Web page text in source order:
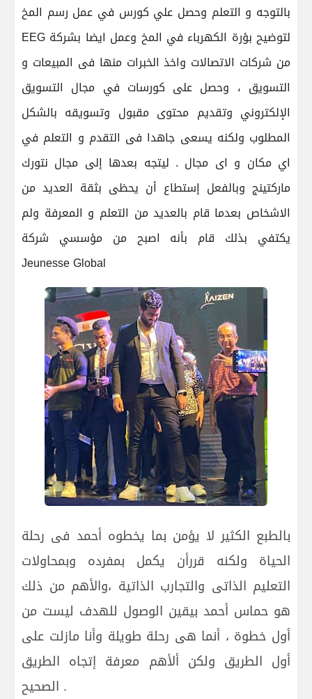
بالتوجه و التعلم وحصل علي كورس في عمل رسم المخ
EEG لتوضيح بؤرة الكهرباء في المخ وعمل ايضا بشركة
من شركات الاتصالات واخذ الخبرات منها فى المبيعات و
التسويق ، وحصل على كورسات في مجال التسويق
الإلكتروني وتقديم محتوى مقبول وتسويقه بالشكل
المطلوب ولكنه يسعى جاهدا فى التقدم و التعلم في
اي مكان و اى مجال . ليتجه بعدها إلى مجال نتورك
ماركتينج وبالفعل إستطاع أن يحظى بثقة العديد من
الاشخاص بعدما قام بالعديد من التعلم و المعرفة ولم
يكتفي بذلك قام بأنه اصبح من مؤسسي شركة
Jeunesse Global
بالطبع الكثير لا يؤمن بما يخطوه أحمد فى رحلة
الحياة ولكنه قررأن يكمل بمفرده وبمحاولات
التعليم الذاتى والتجارب الذاتية ،والأهم من ذلك
هو حماس أحمد بيقين الوصول للهدف ليست من
أول خطوة ، أنما هى رحلة طويلة وأنا مازلت على
أول الطريق ولكن ألأهم معرفة إتجاه الطريق
الصحيح .